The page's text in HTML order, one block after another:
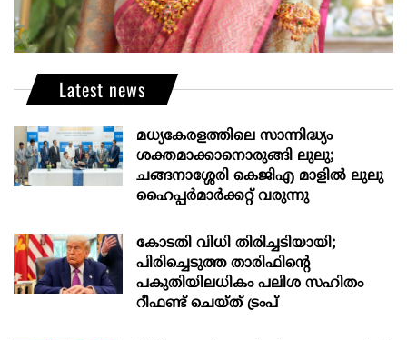
Latest news
മധ്യകേരളത്തിലെ സാന്നിദ്ധ്യം
ശക്തമാക്കാനൊരുങ്ങി ലുലു;
ചങ്ങനാശ്ശേരി കെജിഎ മാളിൽ ലുലു
ഹൈപ്പർമാർക്കറ്റ് വരുന്നു
കോടതി വിധി തിരിച്ചടിയായി;
പിരിച്ചെടുത്ത താരിഫിന്‍റെ
പകുതിയിലധികം പലിശ സഹിതം
റീഫണ്ട് ചെയ്ത് ട്രംപ്